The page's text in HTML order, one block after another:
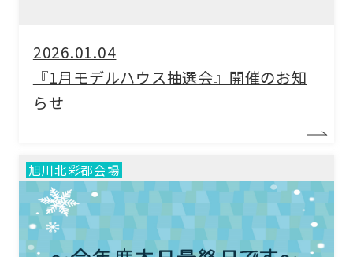
2026.01.04
『1月モデルハウス抽選会』開催のお知
らせ
旭川北彩都会場